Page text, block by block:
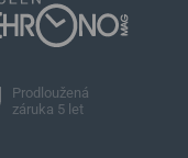
Prodloužená
záruka 5 let